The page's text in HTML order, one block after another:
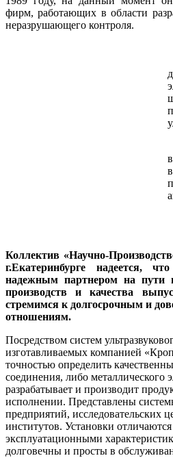
фирм, работающих в области
неразрушающего контроля.
Коллектив «Научно-
г.Екатеринбурге надеется,
надежным партнером на пути
производств и качества
стремимся к долгосрочным и
отношениям.
Посредством систем
изготавливаемых компанией
точностью определить
соединения, либо металлического
разрабатывает и производит
исполнении. Представлены
предприятий, исследовательских
институтов. Установки
эксплуатационными
долговечны и просты в